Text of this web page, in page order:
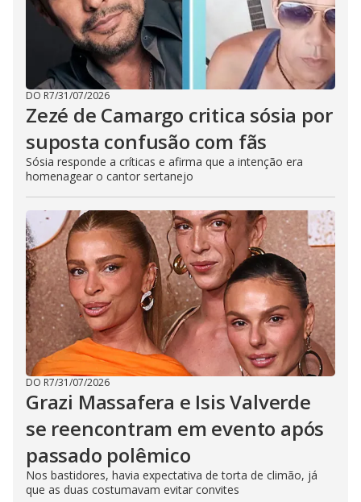
DO R7/31/07/2026
Zezé de Camargo critica sósia por
suposta confusão com fãs
Sósia responde a críticas e afirma que a intenção era
homenagear o cantor sertanejo
DO R7/31/07/2026
Grazi Massafera e Isis Valverde
se reencontram em evento após
passado polêmico
Nos bastidores, havia expectativa de torta de climão, já
que as duas costumavam evitar convites